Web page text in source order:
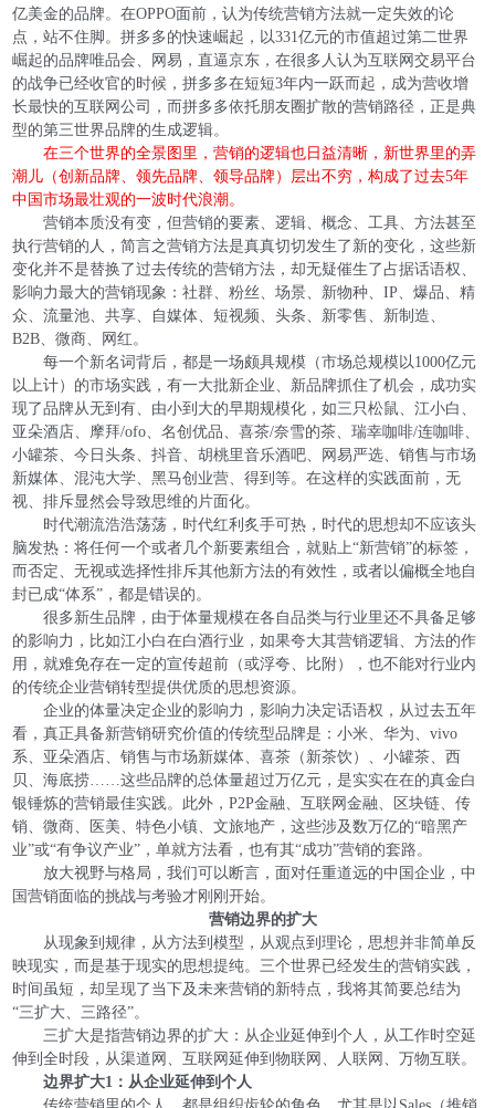
亿美金的品牌。在OPPO面前，认为传统营销方法就一定失效的论
点，站不住脚。拼多多的快速崛起，以331亿元的市值超过第二世界
崛起的品牌唯品会、网易，直逼京东，在很多人认为互联网交易平台
的战争已经收官的时候，拼多多在短短3年内一跃而起，成为营收增
长最快的互联网公司，而拼多多依托朋友圈扩散的营销路径，正是典
型的第三世界品牌的生成逻辑。
在三个世界的全景图里，营销的逻辑也日益清晰，新世界里的弄
潮儿（创新品牌、领先品牌、领导品牌）层出不穷，构成了过去5年
中国市场最壮观的一波时代浪潮。
营销本质没有变，但营销的要素、逻辑、概念、工具、方法甚至
执行营销的人，简言之营销方法是真真切切发生了新的变化，这些新
变化并不是替换了过去传统的营销方法，却无疑催生了占据话语权、
影响力最大的营销现象：社群、粉丝、场景、新物种、IP、爆品、精
众、流量池、共享、自媒体、短视频、头条、新零售、新制造、
B2B、微商、网红。
每一个新名词背后，都是一场颇具规模（市场总规模以1000亿元
以上计）的市场实践，有一大批新企业、新品牌抓住了机会，成功实
现了品牌从无到有、由小到大的早期规模化，如三只松鼠、江小白、
亚朵酒店、摩拜/ofo、名创优品、喜茶/奈雪的茶、瑞幸咖啡/连咖啡、
小罐茶、今日头条、抖音、胡桃里音乐酒吧、网易严选、销售与市场
新媒体、混沌大学、黑马创业营、得到等。在这样的实践面前，无
视、排斥显然会导致思维的片面化。
时代潮流浩浩荡荡，时代红利炙手可热，时代的思想却不应该头
脑发热：将任何一个或者几个新要素组合，就贴上“新营销”的标签，
而否定、无视或选择性排斥其他新方法的有效性，或者以偏概全地自
封已成“体系”，都是错误的。
很多新生品牌，由于体量规模在各自品类与行业里还不具备足够
的影响力，比如江小白在白酒行业，如果夸大其营销逻辑、方法的作
用，就难免存在一定的宣传超前（或浮夸、比附），也不能对行业内
的传统企业营销转型提供优质的思想资源。
企业的体量决定企业的影响力，影响力决定话语权，从过去五年
看，真正具备新营销研究价值的传统型品牌是：小米、华为、vivo
系、亚朵酒店、销售与市场新媒体、喜茶（新茶饮）、小罐茶、西
贝、海底捞……这些品牌的总体量超过万亿元，是实实在在的真金白
银锤炼的营销最佳实践。此外，P2P金融、互联网金融、区块链、传
销、微商、医美、特色小镇、文旅地产，这些涉及数万亿的“暗黑产
业”或“有争议产业”，单就方法看，也有其“成功”营销的套路。
放大视野与格局，我们可以断言，面对任重道远的中国企业，中
国营销面临的挑战与考验才刚刚开始。
营销边界的扩大
从现象到规律，从方法到模型，从观点到理论，思想并非简单反
映现实，而是基于现实的思想提纯。三个世界已经发生的营销实践，
时间虽短，却呈现了当下及未来营销的新特点，我将其简要总结为
“三扩大、三路径”。
三扩大是指营销边界的扩大：从企业延伸到个人，从工作时空延
伸到全时段，从渠道网、互联网延伸到物联网、人联网、万物互联。
边界扩大1：从企业延伸到个人